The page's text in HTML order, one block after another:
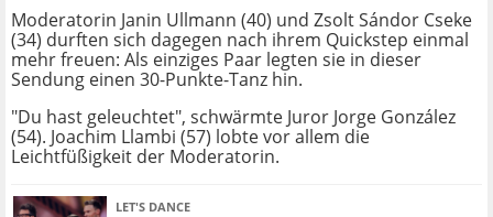
Moderatorin Janin Ullmann (40) und Zsolt Sándor Cseke
(34) durften sich dagegen nach ihrem Quickstep einmal
mehr freuen: Als einziges Paar legten sie in dieser
Sendung einen 30-Punkte-Tanz hin.
"Du hast geleuchtet", schwärmte Juror Jorge González
(54). Joachim Llambi (57) lobte vor allem die
Leichtfüßigkeit der Moderatorin.
LET'S DANCE